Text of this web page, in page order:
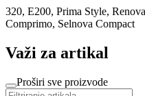
320, E200, Prima Style,
Comprimo, Selnova Compact
Važi za artikal
Proširi sve proizvode